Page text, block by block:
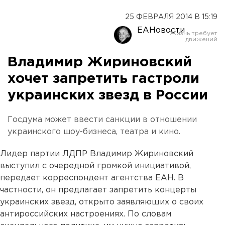
25 ФЕВРАЛЯ 2014 В 15:19
ЕАНовости
Владимир Жириновский
хочет запретить гастроли
украинских звезд в России
Госдума может ввести санкции в отношении
украинского шоу-бизнеса, театра и кино.
Лидер партии ЛДПР Владимир Жириновский
выступил с очередной громкой инициативой,
передает корреспондент агентства ЕАН. В
частности, он предлагает запретить концерты
украинских звезд, открыто заявляющих о своих
антироссийских настроениях. По словам